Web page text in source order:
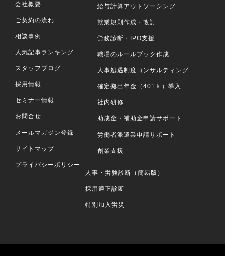
会社概要
ご契約の流れ
相談事例
人気記事ランキング
スタッフブログ
採用情報
セミナー情報
お問合せ
メールマガジン登録
サイトマップ
プライバシーポリシー
給与計算アウトソーシング
就業規則作成・改訂
労務診断・IPO支援
職場のルールブック作成
人事処遇制度コンサルティング
確定拠出年金（401ｋ）導入
社内研修
助成金・補助金申請サポート
労働者派遣業申請サポート
創業支援
人事・労務診断（簡易版）
採用適正診断
特別加入労災